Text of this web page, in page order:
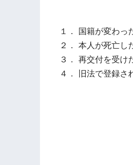
１． 国籍が変わっ
２． 本人が死亡し
３． 再交付を受け
４． 旧法で登録さ